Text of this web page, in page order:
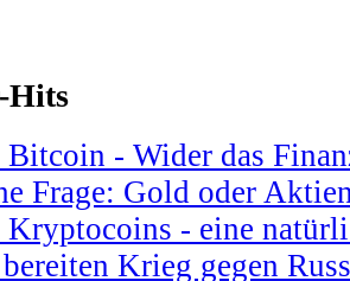
Hits
- Wider das
Frage: Gold oder
- eine
Krieg gegen